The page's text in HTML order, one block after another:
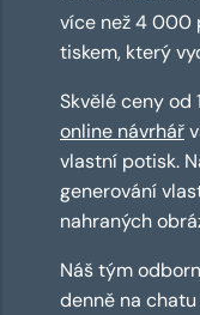
více než 4 000
tiskem, který
Skvělé ceny od
online návrhář
vlastní potisk.
generování
nahraných
Náš tým
denně na